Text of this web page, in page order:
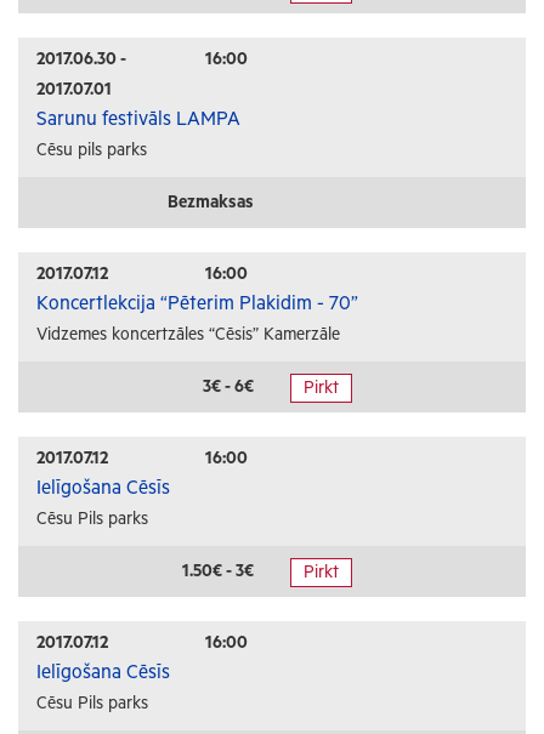
2017.06.30 -
2017.07.01
16:00
Sarunu festivāls LAMPA
Cēsu pils parks
Bezmaksas
2017.07.12 16:00
Koncertlekcija “Pēterim Plakidim - 70”
Vidzemes koncertzāles “Cēsis” Kamerzāle
3€ - 6€ Pirkt
2017.07.12 16:00
Ielīgošana Cēsīs
Cēsu Pils parks
1.50€ - 3€ Pirkt
2017.07.12 16:00
Ielīgošana Cēsīs
Cēsu Pils parks